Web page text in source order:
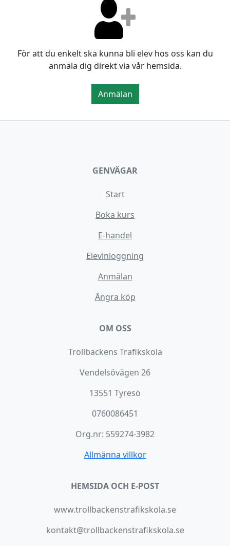
För att du enkelt ska kunna bli elev hos oss kan du
anmäla dig direkt via vår hemsida.
Anmälan
GENVÄGAR
Start
Boka kurs
E-handel
Elevinloggning
Anmälan
Ångra köp
OM OSS
Trollbäckens Trafikskola
Vendelsövägen 26
13551 Tyresö
0760086451
Org.nr: 559274-3982
Allmänna villkor
HEMSIDA OCH E-POST
www.trollbackenstrafikskola.se
kontakt@trollbackenstrafikskola.se